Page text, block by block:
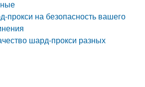
прокси на безопасность вашего
шард-прокси разных